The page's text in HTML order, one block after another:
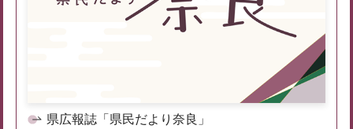
県広報誌「県民だより奈良」